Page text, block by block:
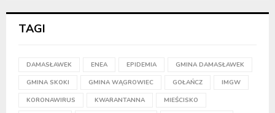
TAGI
DAMASŁAWEK ENEA EPIDEMIA GMINA DAMASŁAWEK
GMINA SKOKI GMINA WĄGROWIEC GOŁAŃCZ IMGW
KORONAWIRUS KWARANTANNA MIEŚCISKO